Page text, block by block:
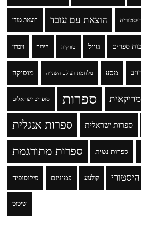
הוצאת מודן הוצאת עם עובד היסטוריה
זיכרון חירות טורקיה טיול ספרים
מוסיקה מלחמת העולם השנייה מסע
סופרים ישראלים ספרות
ספרות אנגלית ספרות ישראלית
ספרות מתורגמת ספרות נשית
פילוסופיה פמיניזם קולנוע היסטורי
שיטוט